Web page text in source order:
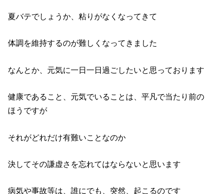
夏バテでしょうか、粘りがなくなってきて
体調を維持するのが難しくなってきました
なんとか、元気に一日一日過ごしたいと思っております
健康であること、元気でいることは、平凡で当たり前の
ほうですが
それがどれだけ有難いことなのか
決してその謙虚さを忘れてはならないと思います
病気や事故等は、誰にでも、突然、起こるのです